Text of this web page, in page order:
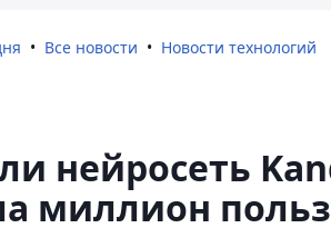
Все новости Новости технологий
нейросеть
миллион